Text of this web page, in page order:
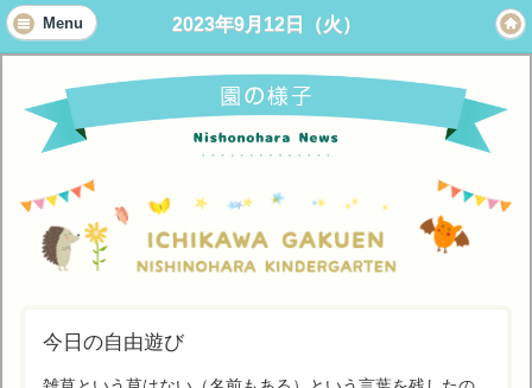
Menu 2023年9月12日（火）
今日の自由遊び